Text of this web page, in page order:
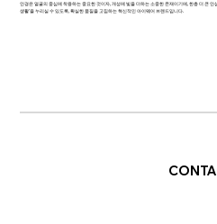
안경은 얼굴의 중심에 착용하는 중요한 것이자, 개성에 빛을 더하는 소중한 존재이기에, 한층 더 큰
생활'을 누리실 수 있도록, 확실한 품질을 고집하는 혁신적인 아이웨어 브랜드입니다.